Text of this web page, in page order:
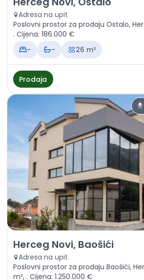
Adresa na upit
Poslovni prostor za prodaju Ostalo,
. Cijena: 186.000 €
-
- 26 m²
Prodaja
Prodaja - Poslovni prostor Herceg
Herceg Novi, Baošići
Adresa na upit
Poslovni prostor za prodaju Baošići,
m², . Cijena: 1.250.000 €